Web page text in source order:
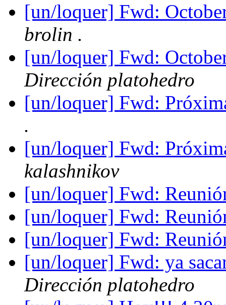
[un/loquer] Fwd:
brolin .
[un/loquer] Fwd:
Dirección platohedro
[un/loquer] Fwd:
.
[un/loquer] Fwd:
kalashnikov
[un/loquer] Fwd:
[un/loquer] Fwd:
[un/loquer] Fwd:
[un/loquer] Fwd: ya
Dirección platohedro